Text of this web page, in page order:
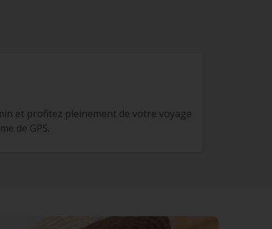
et profitez pleinement de votre voyage
de GPS.